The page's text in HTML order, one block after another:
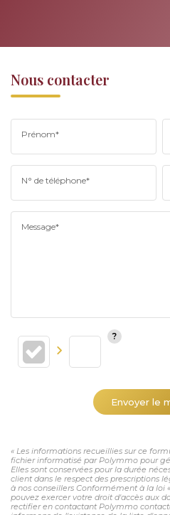
Nous contacter
Prénom*
N° de téléphone*
Message*
Envoyer le
« Les informations recueillies sur ce
fichier informatisé par Polymmo pour
Elles sont conservées pour la durée
client dans le respect des prescriptions
à nos conseillers Conformément à la loi
pouvez exercer votre droit d'accès aux
rectifier en contactant Polymmo